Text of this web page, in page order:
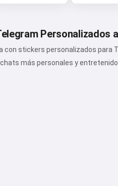
Personalizados
con stickers personalizados
más personales y